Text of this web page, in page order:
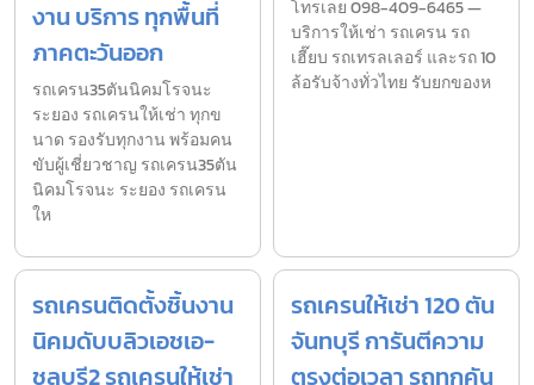
งาน บริการ ทุกพื้นที่
ภาคตะวันออก
รถเครน35ตันนิคมโรจนะ
ระยอง รถเครนให้เช่า ทุกข
นาด รองรับทุกงาน พร้อมคน
ขับผู้เชี่ยวชาญ รถเครน35ตัน
นิคมโรจนะ ระยอง รถเครน
ให
โทรเลย 098-409-6465 —
บริการให้เช่า รถเครน รถ
เฮี๊ยบ รถเทรลเลอร์ และรถ 10
ล้อรับจ้างทั่วไทย รับยกของห
รถเครนติดตั้งชิ้นงาน
นิคมดับบลิวเอชเอ-
ชลบุรี2 รถเครนให้เช่า
รถเครนให้เช่า 120 ตัน
จันทบุรี การันตีความ
ตรงต่อเวลา รถทุกคัน